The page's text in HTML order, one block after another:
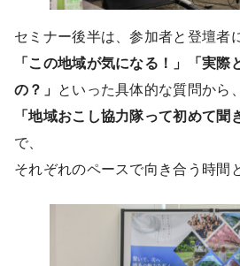
セミナー後半は、参加者と登壇者
「この地域が気になる！」「実際
の？」 といった具体的な質問から、
「地域おこし協力隊って初めて聞
で、
それぞれのペースで向き合う時間